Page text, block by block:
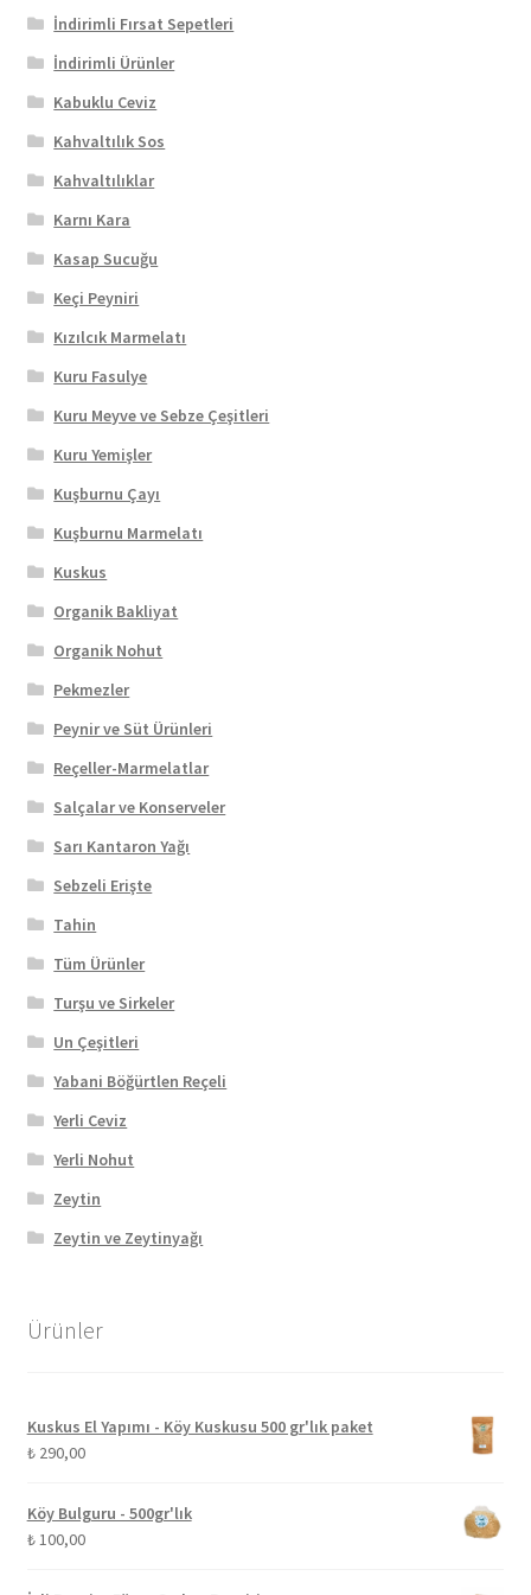
İndirimli Fırsat Sepetleri
İndirimli Ürünler
Kabuklu Ceviz
Kahvaltılık Sos
Kahvaltılıklar
Karnı Kara
Kasap Sucuğu
Keçi Peyniri
Kızılcık Marmelatı
Kuru Fasulye
Kuru Meyve ve Sebze Çeşitleri
Kuru Yemişler
Kuşburnu Çayı
Kuşburnu Marmelatı
Kuskus
Organik Bakliyat
Organik Nohut
Pekmezler
Peynir ve Süt Ürünleri
Reçeller-Marmelatlar
Salçalar ve Konserveler
Sarı Kantaron Yağı
Sebzeli Erişte
Tahin
Tüm Ürünler
Turşu ve Sirkeler
Un Çeşitleri
Yabani Böğürtlen Reçeli
Yerli Ceviz
Yerli Nohut
Zeytin
Zeytin ve Zeytinyağı
Ürünler
Kuskus El Yapımı - Köy Kuskusu 500 gr'lık paket
₺290,00
Köy Bulguru - 500gr'lık
₺100,00